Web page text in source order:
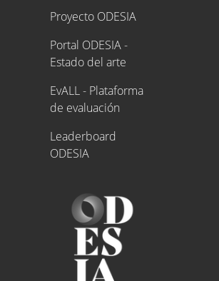
Proyecto ODESIA
Proyecto ODESIA
Portal ODESIA -
Estado del arte
EvALL - Plataforma
de evaluación
Leaderboard
ODESIA